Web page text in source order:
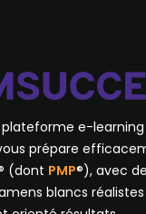
e-learning
prépare
(dont PMP®), avec
blancs